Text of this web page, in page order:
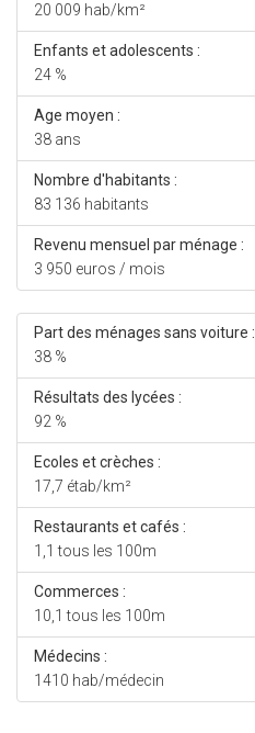
20 009 hab/km²
Enfants et adolescents :
24 %
Age moyen :
38 ans
Nombre d'habitants :
83 136 habitants
Revenu mensuel par ménage :
3 950 euros / mois
Part des ménages sans voiture :
38 %
Résultats des lycées :
92 %
Ecoles et crèches :
17,7 étab/km²
Restaurants et cafés :
1,1 tous les 100m
Commerces :
10,1 tous les 100m
Médecins :
1410 hab/médecin